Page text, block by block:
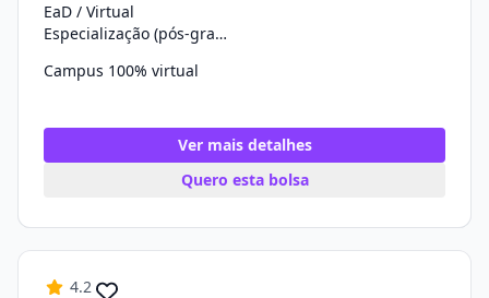
EaD / Virtual
Especialização (pós-graduação)
Campus 100% virtual
Ver mais detalhes
Quero esta bolsa
4.2